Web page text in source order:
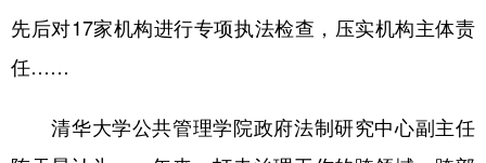
先后对17家机构进行专项执法检查，压实机构主体责
任……
清华大学公共管理学院政府法制研究中心副主任